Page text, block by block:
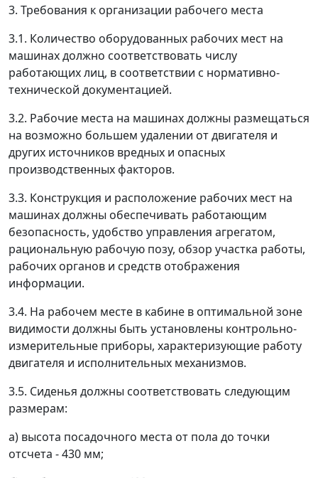
3. Требования к организации рабочего места
3.1. Количество оборудованных рабочих мест на
машинах должно соответствовать числу
работающих лиц, в соответствии с нормативно-
технической документацией.
3.2. Рабочие места на машинах должны размещаться
на возможно большем удалении от двигателя и
других источников вредных и опасных
производственных факторов.
3.3. Конструкция и расположение рабочих мест на
машинах должны обеспечивать работающим
безопасность, удобство управления агрегатом,
рациональную рабочую позу, обзор участка работы,
рабочих органов и средств отображения
информации.
3.4. На рабочем месте в кабине в оптимальной зоне
видимости должны быть установлены контрольно-
измерительные приборы, характеризующие работу
двигателя и исполнительных механизмов.
3.5. Сиденья должны соответствовать следующим
размерам:
а) высота посадочного места от пола до точки
отсчета - 430 мм;